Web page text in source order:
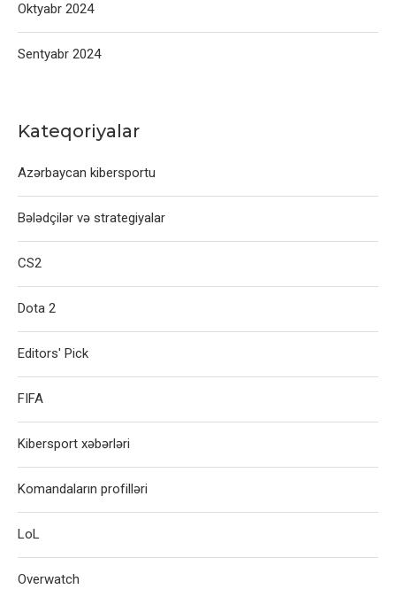
Oktyabr 2024
Sentyabr 2024
Kateqoriyalar
Azərbaycan kibersportu
Bələdçilər və strategiyalar
CS2
Dota 2
Editors' Pick
FIFA
Kibersport xəbərləri
Komandaların profilləri
LoL
Overwatch